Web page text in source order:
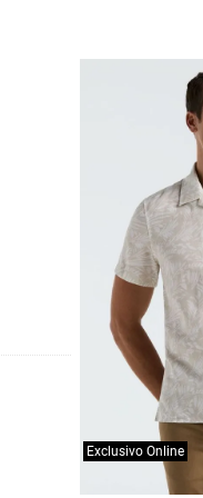
Exclusivo Online